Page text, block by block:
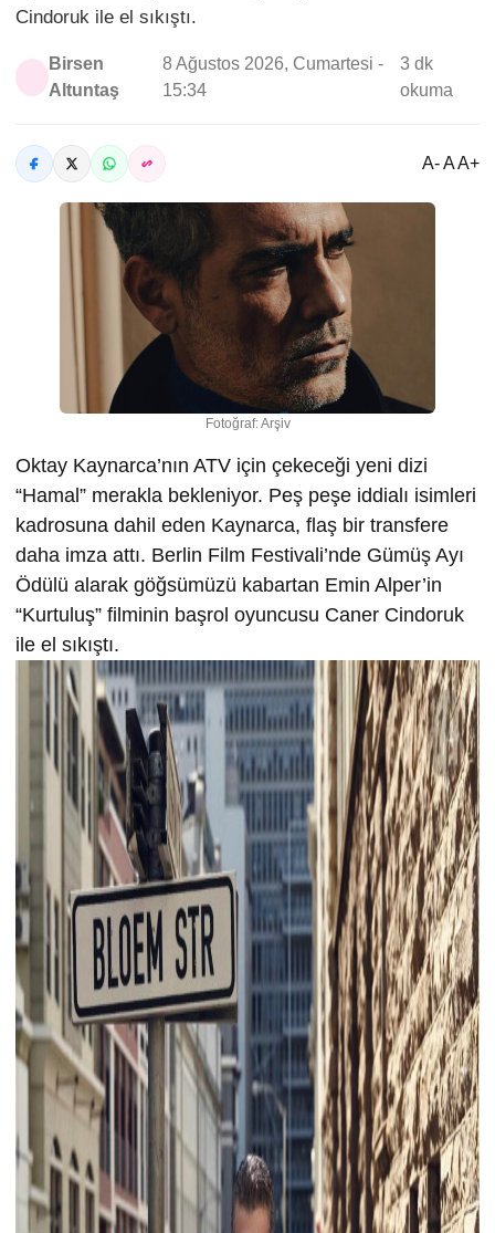
Cindoruk ile el sıkıştı.
Birsen
Altuntaş
8 Ağustos 2026, Cumartesi -
15:34
3 dk
okuma
A- A A+
Fotoğraf: Arşiv
Oktay Kaynarca’nın ATV için çekeceği yeni dizi
“Hamal” merakla bekleniyor. Peş peşe iddialı isimleri
kadrosuna dahil eden Kaynarca, flaş bir transfere
daha imza attı. Berlin Film Festivali’nde Gümüş Ayı
Ödülü alarak göğsümüzü kabartan Emin Alper’in
“Kurtuluş” filminin başrol oyuncusu Caner Cindoruk
ile el sıkıştı.